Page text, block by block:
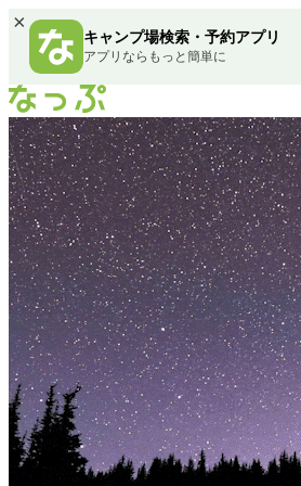
×
キャンプ場検索・予約アプリ
アプリならもっと簡単に